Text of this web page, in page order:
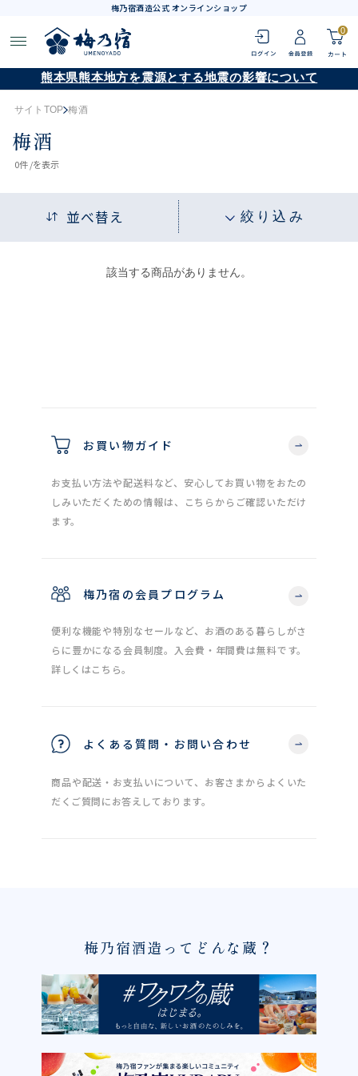
梅乃宿酒造公式 オンラインショップ
0
熊本県熊本地方を震源とする地震の影響について
サイトTOP 梅酒
梅酒
0件 /を表示
並べ替え 絞り込み
該当する商品がありません。
お買い物ガイド
お支払い方法や配送料など、安心してお買い物をおたの
しみいただくための情報は、こちらからご確認いただけ
ます。
梅乃宿の会員プログラム
便利な機能や特別なセールなど、お酒のある暮らしがさ
らに豊かになる会員制度。入会費・年間費は無料です。
詳しくはこちら。
よくある質問・お問い合わせ
商品や配送・お支払いについて、お客さまからよくいた
だくご質問にお答えしております。
梅乃宿酒造ってどんな蔵？